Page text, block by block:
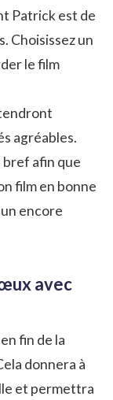
Patrick est de
Choisissez un
le film
agréables.
bref afin que
film en bonne
encore
avec
fin de la
donnera à
et permettra